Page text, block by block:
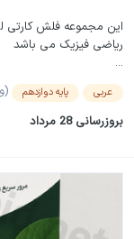
این مجموعه فلش کارتی
ریاضی فیزیک می باشد
...
عربی پایه دوازدهم (و 16 مورد دیگر)
بروزرسانی 28 مرداد